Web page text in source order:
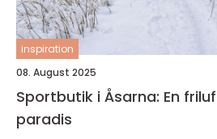
inspiration
08. August 2025
Sportbutik i Åsarna: En
paradis